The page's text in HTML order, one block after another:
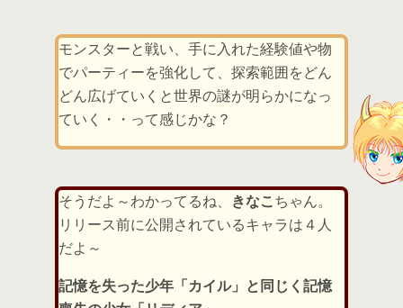
モンスターと戦い、手に入れた経験値や物
でパーティーを強化して、探索範囲をどん
どん広げていくと世界の謎が明らかになっ
ていく・・って感じかな？
そうだよ～わかってるね、 きなこ ちゃん。
リリース前に公開されているキャラは４人
だよ～
記憶を失った少年「カイル」と同じく記憶